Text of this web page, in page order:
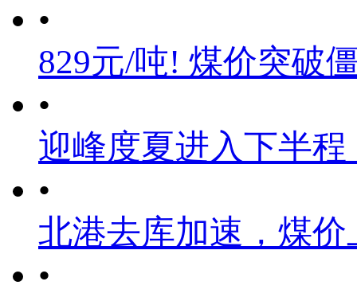
•
829元/吨! 煤价突破
•
迎峰度夏进入下半
•
北港去库加速，煤
•